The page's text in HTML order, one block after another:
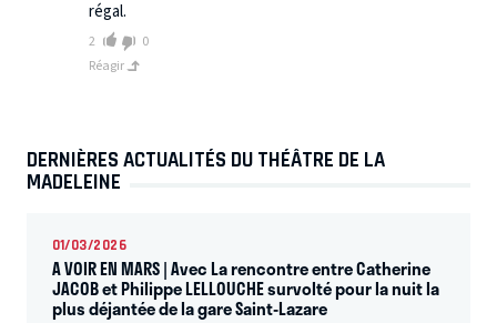
régal.
2
0
Réagir
DERNIÈRES ACTUALITÉS DU THÉÂTRE DE LA
MADELEINE
01/03/2026
A VOIR EN MARS | Avec La rencontre entre Catherine
JACOB et Philippe LELLOUCHE survolté pour la nuit la
plus déjantée de la gare Saint-Lazare